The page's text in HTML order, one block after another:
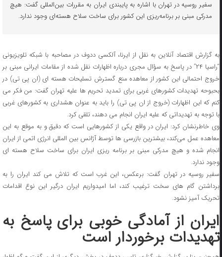
سفیر روسیه در تهران با اشاره به پایبندی ایران به مقررات بین‌المللی گفت:‌ هیچ
مدرکی مبنی بر برنامه‌ریزی این کشور برای ساخت سلاح هسته‌ای وجود ندارد.
به گزارش اقتصاد آنلاین به نقل از ایرنا، ️آلکسی ددوف در مصاحبه با شبکه تلویزیونی
“راسیا ۲۴” در پاسخ به سؤال مجری درباره اظهارات نقل شده از مقامات ایرانی مبنی بر
خروج احتمالی این کشور از معاهده منع گسترش تسلیحات هسته ای (ان پی تی) در
بحبوحه تهدیدات کشورهای غربی برای تمدید تحریم ها علیه تهران گفت: من فکر می
کنم که این اظهارات (خروج از ان پی تی) را باید به عنوان هشداری به کشورهای غربی
با توجه به تهدیداتی که علیه ایران انجام می دهند، تلقی کرد.
وی خاطرنشان کرد: ایران در واقع یکی از کشورهایی است که دقیق و به موقع به این
معاهده عمل می‌کند، بیشترین بازرسی ها توسط آژانس بین المللی انرژی اتمی از ایران
انجام شده و هیچ مدرکی مبنی بر برنامه ریزی ایران برای ساخت سلاح هسته ای
وجود ندارد.
سفیر روسیه در تهران گفت: برعکس، این غرب است که تلاش می کند ایران را به
برداشتن گام های سخت ترغیب کند، اما امیدواریم ایران درگیر این نوع اقدامات
تحریک آمیز نشود.
ایران از آمادگی خوبی برای پاسخ به
تهدیدات برخوردار است